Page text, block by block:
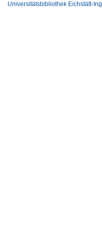
Universitätsbibliothek Eichstätt-